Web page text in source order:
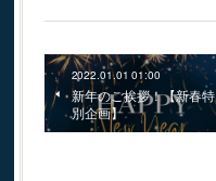
2022.01.01 01:00
新年のご挨拶！【新春特
別企画】